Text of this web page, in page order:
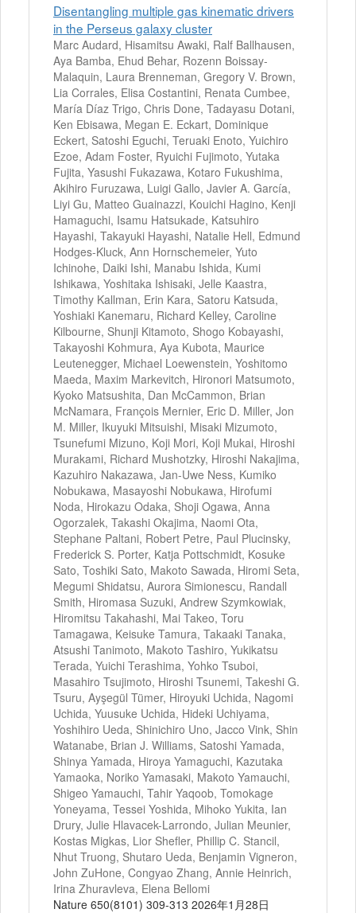
Disentangling multiple gas kinematic drivers
in the Perseus galaxy cluster
Marc Audard, Hisamitsu Awaki, Ralf Ballhausen,
Aya Bamba, Ehud Behar, Rozenn Boissay-
Malaquin, Laura Brenneman, Gregory V. Brown,
Lia Corrales, Elisa Costantini, Renata Cumbee,
María Díaz Trigo, Chris Done, Tadayasu Dotani,
Ken Ebisawa, Megan E. Eckart, Dominique
Eckert, Satoshi Eguchi, Teruaki Enoto, Yuichiro
Ezoe, Adam Foster, Ryuichi Fujimoto, Yutaka
Fujita, Yasushi Fukazawa, Kotaro Fukushima,
Akihiro Furuzawa, Luigi Gallo, Javier A. García,
Liyi Gu, Matteo Guainazzi, Kouichi Hagino, Kenji
Hamaguchi, Isamu Hatsukade, Katsuhiro
Hayashi, Takayuki Hayashi, Natalie Hell, Edmund
Hodges-Kluck, Ann Hornschemeier, Yuto
Ichinohe, Daiki Ishi, Manabu Ishida, Kumi
Ishikawa, Yoshitaka Ishisaki, Jelle Kaastra,
Timothy Kallman, Erin Kara, Satoru Katsuda,
Yoshiaki Kanemaru, Richard Kelley, Caroline
Kilbourne, Shunji Kitamoto, Shogo Kobayashi,
Takayoshi Kohmura, Aya Kubota, Maurice
Leutenegger, Michael Loewenstein, Yoshitomo
Maeda, Maxim Markevitch, Hironori Matsumoto,
Kyoko Matsushita, Dan McCammon, Brian
McNamara, François Mernier, Eric D. Miller, Jon
M. Miller, Ikuyuki Mitsuishi, Misaki Mizumoto,
Tsunefumi Mizuno, Koji Mori, Koji Mukai, Hiroshi
Murakami, Richard Mushotzky, Hiroshi Nakajima,
Kazuhiro Nakazawa, Jan-Uwe Ness, Kumiko
Nobukawa, Masayoshi Nobukawa, Hirofumi
Noda, Hirokazu Odaka, Shoji Ogawa, Anna
Ogorzalek, Takashi Okajima, Naomi Ota,
Stephane Paltani, Robert Petre, Paul Plucinsky,
Frederick S. Porter, Katja Pottschmidt, Kosuke
Sato, Toshiki Sato, Makoto Sawada, Hiromi Seta,
Megumi Shidatsu, Aurora Simionescu, Randall
Smith, Hiromasa Suzuki, Andrew Szymkowiak,
Hiromitsu Takahashi, Mai Takeo, Toru
Tamagawa, Keisuke Tamura, Takaaki Tanaka,
Atsushi Tanimoto, Makoto Tashiro, Yukikatsu
Terada, Yuichi Terashima, Yohko Tsuboi,
Masahiro Tsujimoto, Hiroshi Tsunemi, Takeshi G.
Tsuru, Ayşegül Tümer, Hiroyuki Uchida, Nagomi
Uchida, Yuusuke Uchida, Hideki Uchiyama,
Yoshihiro Ueda, Shinichiro Uno, Jacco Vink, Shin
Watanabe, Brian J. Williams, Satoshi Yamada,
Shinya Yamada, Hiroya Yamaguchi, Kazutaka
Yamaoka, Noriko Yamasaki, Makoto Yamauchi,
Shigeo Yamauchi, Tahir Yaqoob, Tomokage
Yoneyama, Tessei Yoshida, Mihoko Yukita, Ian
Drury, Julie Hlavacek-Larrondo, Julian Meunier,
Kostas Migkas, Lior Shefler, Phillip C. Stancil,
Nhut Truong, Shutaro Ueda, Benjamin Vigneron,
John ZuHone, Congyao Zhang, Annie Heinrich,
Irina Zhuravleva, Elena Bellomi
Nature 650(8101) 309-313 2026年1月28日